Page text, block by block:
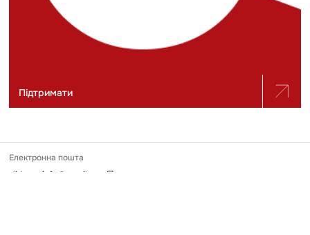
Підтримати
Електронна пошта
slidstvo.info@gmail.com